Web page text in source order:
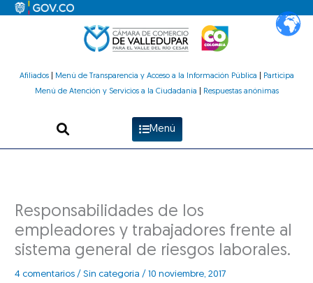
Afiliados| Menú de Transparencia y Acceso a la Información Pública
Participa
Menú de Atención y Servicios a la Ciudadanía
Respuestas anónimas
Menú
Responsabilidades de los
empleadores y trabajadores frente al
sistema general de riesgos laborales.
4 comentarios /Sin categoría /10 noviembre, 2017